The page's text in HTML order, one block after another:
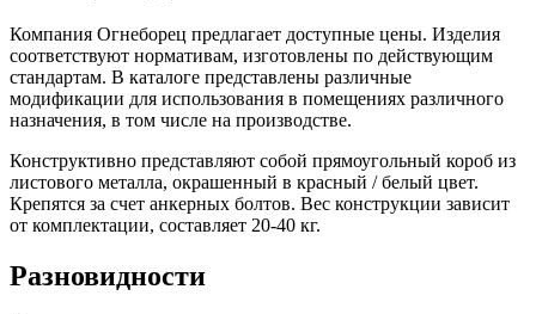
Компания Огнеборец предлагает доступные цены. Изделия
соответствуют нормативам, изготовлены по действующим
стандартам. В каталоге представлены различные
модификации для использования в помещениях различного
назначения, в том числе на производстве.
Конструктивно представляют собой прямоугольный короб из
листового металла, окрашенный в красный / белый цвет.
Крепятся за счет анкерных болтов. Вес конструкции зависит
от комплектации, составляет 20-40 кг.
Разновидности